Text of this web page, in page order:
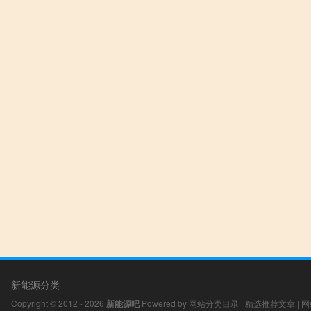
新能源分类
Copyright © 2012 - 2026 新能源吧 Powered by 网站分类目录 | 精选推荐文章 |